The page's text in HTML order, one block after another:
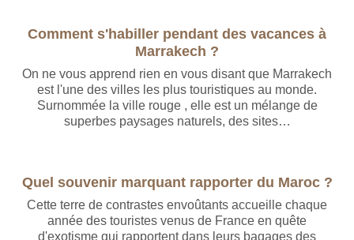
Comment s'habiller pendant des vacances à
Marrakech ?
On ne vous apprend rien en vous disant que Marrakech
est l'une des villes les plus touristiques au monde.
Surnommée la ville rouge , elle est un mélange de
superbes paysages naturels, des sites…
Quel souvenir marquant rapporter du Maroc ?
Cette terre de contrastes envoûtants accueille chaque
année des touristes venus de France en quête
d'exotisme qui rapportent dans leurs bagages des